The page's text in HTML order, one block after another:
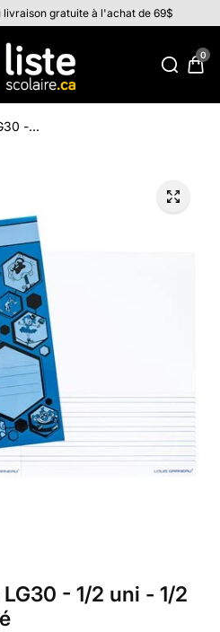
livraison gratuite à l'achat de 69$
0
-...
- 1/2 uni - 1/2